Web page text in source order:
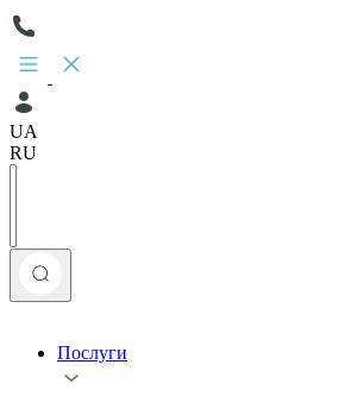
UA
RU
Послуги